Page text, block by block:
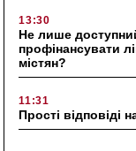
13:30
Не лише
профінансувати
містян?
11:31
Прості відповіді